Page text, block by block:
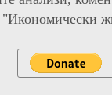
"Икономически